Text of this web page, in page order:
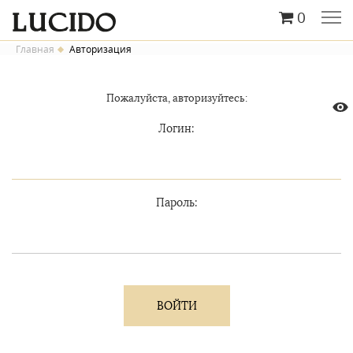
0
Главная Авторизация
Пожалуйста, авторизуйтесь:
Логин:
Пароль: